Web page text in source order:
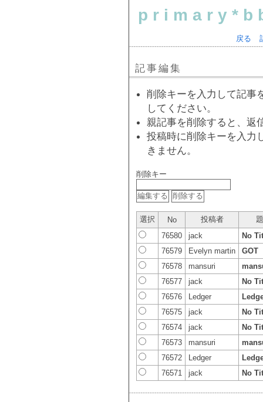
戻る
記事編集
削除キーを入力して記事
してください。
親記事を削除すると、返
投稿時に削除キーを入力
きません。
削除キー
選択 No 投稿者
76580
jack
No
76579
Evelyn martin
GOT
76578
mansuri
76577
jack
No
76576
Ledger
76575
jack
No
76574
jack
No
76573
mansuri
76572
Ledger
76571
jack No